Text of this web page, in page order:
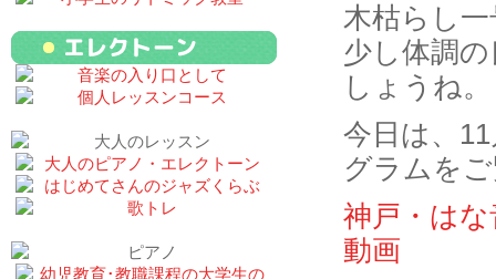
木枯らし
少し体調
しょうね。
今日は、
グラムを
神戸・はな
動画